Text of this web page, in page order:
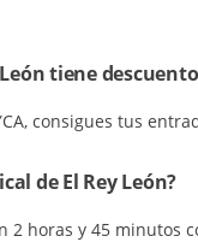
tiene
consigues tus
de El Rey León?
2 horas y 45 minutos